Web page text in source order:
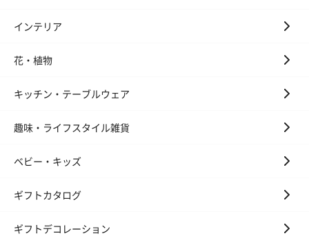
インテリア
花・植物
キッチン・テーブルウェア
趣味・ライフスタイル雑貨
ベビー・キッズ
ギフトカタログ
ギフトデコレーション